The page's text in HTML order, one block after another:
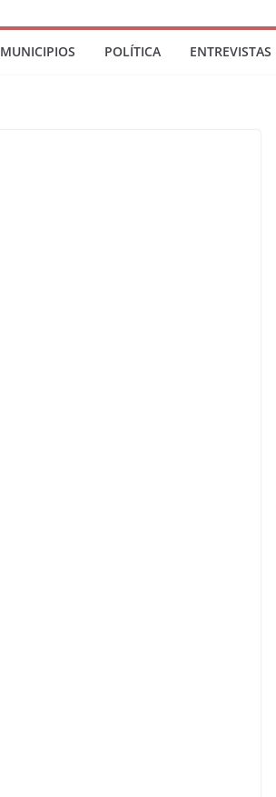
MUNICIPIOS POLÍTICA ENTREVISTAS